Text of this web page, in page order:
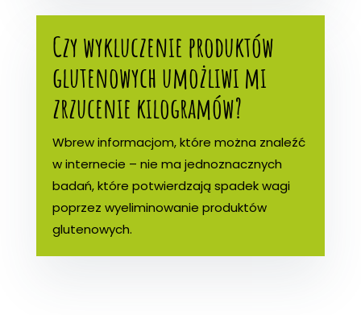
Czy wykluczenie produktów
glutenowych umożliwi mi
zrzucenie kilogramów?
Wbrew informacjom, które można znaleźć
w internecie – nie ma jednoznacznych
badań, które potwierdzają spadek wagi
poprzez wyeliminowanie produktów
glutenowych.